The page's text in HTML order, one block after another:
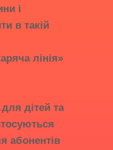
і
в такій
лінія»
дітей та
абонентів